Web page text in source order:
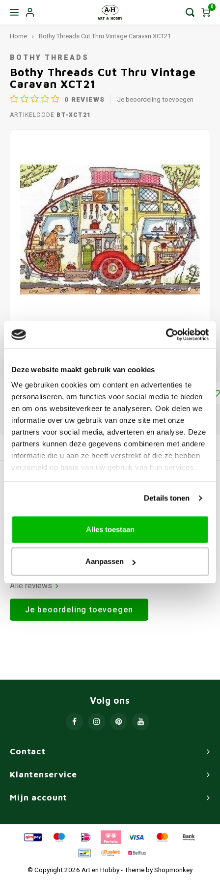
Deze website maakt gebruik van cookies
We gebruiken cookies om content en advertenties te
personaliseren, om functies voor social media te bieden
en om ons websiteverkeer te analyseren. Ook delen we
informatie over uw gebruik van onze site met onze
partners voor social media, adverteren en analyse. Deze
partners kunnen deze gegevens combineren met andere
informatie die u aan ze heeft verstrekt of die ze hebben
verzameld op basis van uw gebruik van hun services.
Details tonen
Alles toestaan
Aanpassen
0
Home Bothy Threads Cut Thru Vintage Caravan XCT21
BOTHY THREADS
Bothy Threads Cut Thru Vintage
Caravan XCT21
0 REVIEWS Je beoordeling toevoegen
ARTIKELCODE BT-XCT21
LEVERTIJD: CA. 1-3 WEKEN
Toevoegen aan winkelwagen
DELEN:
Productomschrijving
Alle reviews
Je beoordeling toevoegen
Contact
Volg ons
Klantenservice
Mijn account
© Copyright 2026 Art en Hobby - Theme byShopmonkey